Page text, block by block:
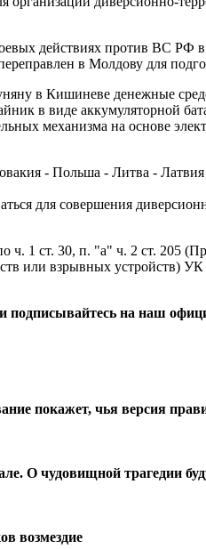
действиях против ВС РФ
в Молдову для
в Кишиневе денежные
в виде аккумуляторной
механизма на основе
- Польша - Литва - Латвия
для совершения
ст. 30, п. "а" ч. 2 ст. 205
или взрывных устройств)
и подписывайтесь на наш
покажет, чья версия
О чудовищной трагедии
возмездие